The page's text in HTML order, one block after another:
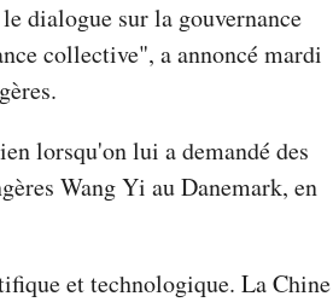
dialogue sur la gouvernance
collective", a annoncé mardi
lorsqu'on lui a demandé des
Wang Yi au Danemark, en
et technologique. La Chine